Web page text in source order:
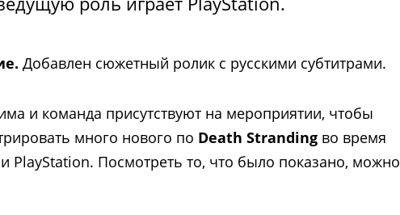
Добавлен сюжетный ролик с русскими субтитрами.
и команда присутствуют на мероприятии, чтобы
много нового по Death Stranding во время
PlayStation. Посмотреть то, что было показано, можно